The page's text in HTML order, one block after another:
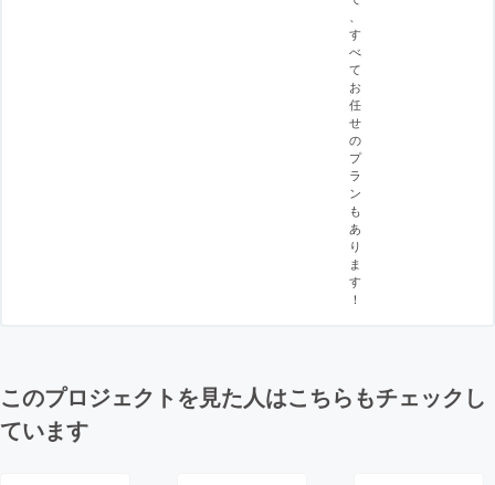
す
べ
て
お
任
せ
の
プ
ラ
ン
も
あ
り
ま
す
！
このプロジェクトを見た人はこちらもチェックし
ています